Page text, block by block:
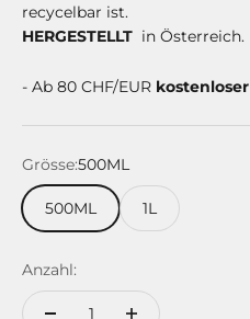
recycelbar ist.
HERGESTELLT in Österreich.
- Ab 80 CHF/EUR kostenloser
Grösse:500ML
500ML 1L
Anzahl: